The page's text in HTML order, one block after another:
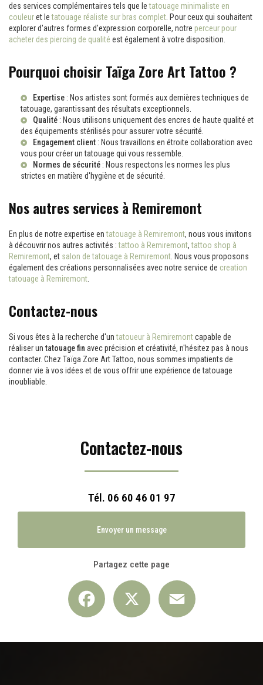
des services complémentaires tels que letatouage minimaliste en
couleuret letatouage réaliste sur bras complet . Pour ceux qui souhaitent
explorer d'autres formes d'expression corporelle, notre perceur pour
acheter des piercing de qualité est également à votre disposition.
Pourquoi choisir Taïga Zore Art Tattoo ?
Expertise : Nos artistes sont formés aux dernières techniques de
tatouage, garantissant des résultats exceptionnels.
Qualité : Nous utilisons uniquement des encres de haute qualité et
des équipements stérilisés pour assurer votre sécurité.
Engagement client : Nous travaillons en étroite collaboration avec
vous pour créer un tatouage qui vous ressemble.
Normes de sécurité : Nous respectons les normes les plus
strictes en matière d'hygiène et de sécurité.
Nos autres services à Remiremont
En plus de notre expertise entatouage à Remiremont, nous vous invitons
à découvrir nos autres activités :tattoo à Remiremont,tattoo shop à
Remiremont, et salon de tatouage à Remiremont . Nous vous proposons
également des créations personnalisées avec notre service de creation
tatouage à Remiremont
Contactez-nous
Si vous êtes à la recherche d'untatoueur à Remiremontcapable de
réaliser un tatouage fin avec précision et créativité, n'hésitez pas à nous
contacter. Chez Taïga Zore Art Tattoo, nous sommes impatients de
donner vie à vos idées et de vous offrir une expérience de tatouage
inoubliable.
Contactez-nous
Tél. 06 60 46 01 97
Envoyer un message
Partagez cette page
Facebook